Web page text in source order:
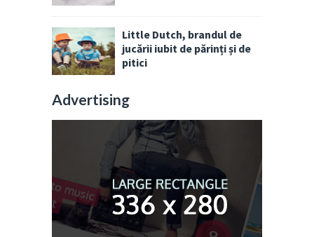
Little Dutch, brandul de
jucării iubit de părinți și de
pitici
Advertising